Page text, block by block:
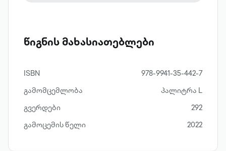
წიგნის მახასიათებლები
ISBN
978-9941-35-442-7
გამომცემლობა
პალიტრა L
გვერდები
292
გამოცემის წელი
2022